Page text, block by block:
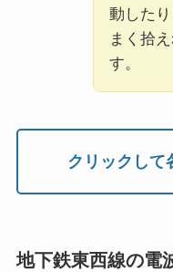
動した
まく拾
す。
クリックして
地下鉄東西線の電